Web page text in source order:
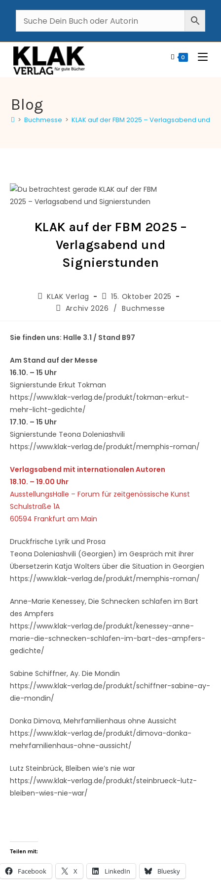
0
Blog
> Buchmesse > KLAK auf der FBM 2025 – Verlagsabend und
KLAK auf der FBM 2025 –
Verlagsabend und
Signierstunden
KLAK Verlag
15. Oktober 2025
Archiv 2026 / Buchmesse
Sie finden uns: Halle 3.1 / Stand B97
Am Stand auf der Messe
16.10. – 15 Uhr
Signierstunde Erkut Tokman
https://www.klak-verlag.de/produkt/tokman-erkut-
mehr-licht-gedichte/
17.10. – 15 Uhr
Signierstunde Teona Doleniashvili
https://www.klak-verlag.de/produkt/memphis-roman/
Verlagsabend mit internationalen Autoren
18.10. – 19.00 Uhr
AusstellungsHalle – Forum für zeitgenössische Kunst
Schulstraße 1A
60594 Frankfurt am Main
Druckfrische Lyrik und Prosa
Teona Doleniashvili (Georgien) im Gespräch mit ihrer
Übersetzerin Katja Wolters über die Situation in Georgien
https://www.klak-verlag.de/produkt/memphis-roman/
Anne-Marie Kenessey, Die Schnecken schlafen im Bart
des Ampfers
https://www.klak-verlag.de/produkt/kenessey-anne-
marie-die-schnecken-schlafen-im-bart-des-ampfers-
gedichte/
Sabine Schiffner, Ay. Die Mondin
https://www.klak-verlag.de/produkt/schiffner-sabine-ay-
die-mondin/
Donka Dimova, Mehrfamilienhaus ohne Aussicht
https://www.klak-verlag.de/produkt/dimova-donka-
mehrfamilienhaus-ohne-aussicht/
Lutz Steinbrück, Bleiben wie’s nie war
https://www.klak-verlag.de/produkt/steinbrueck-lutz-
bleiben-wies-nie-war/
Teilen mit:
Facebook X LinkedIn Bluesky